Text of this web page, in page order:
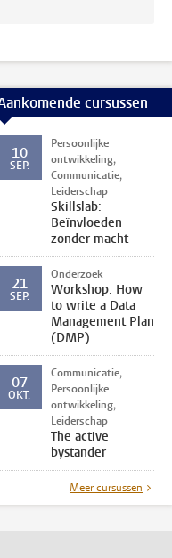
cursussen
10
SEP.
Persoonlijke
ontwikkeling,
Communicatie,
Leiderschap
Skillslab:
Beïnvloeden
zonder macht
21
SEP.
Onderzoek
Workshop: How
to write a Data
Management Plan
(DMP)
07
OKT.
Communicatie,
Persoonlijke
ontwikkeling,
Leiderschap
The active
bystander
Meer cursussen